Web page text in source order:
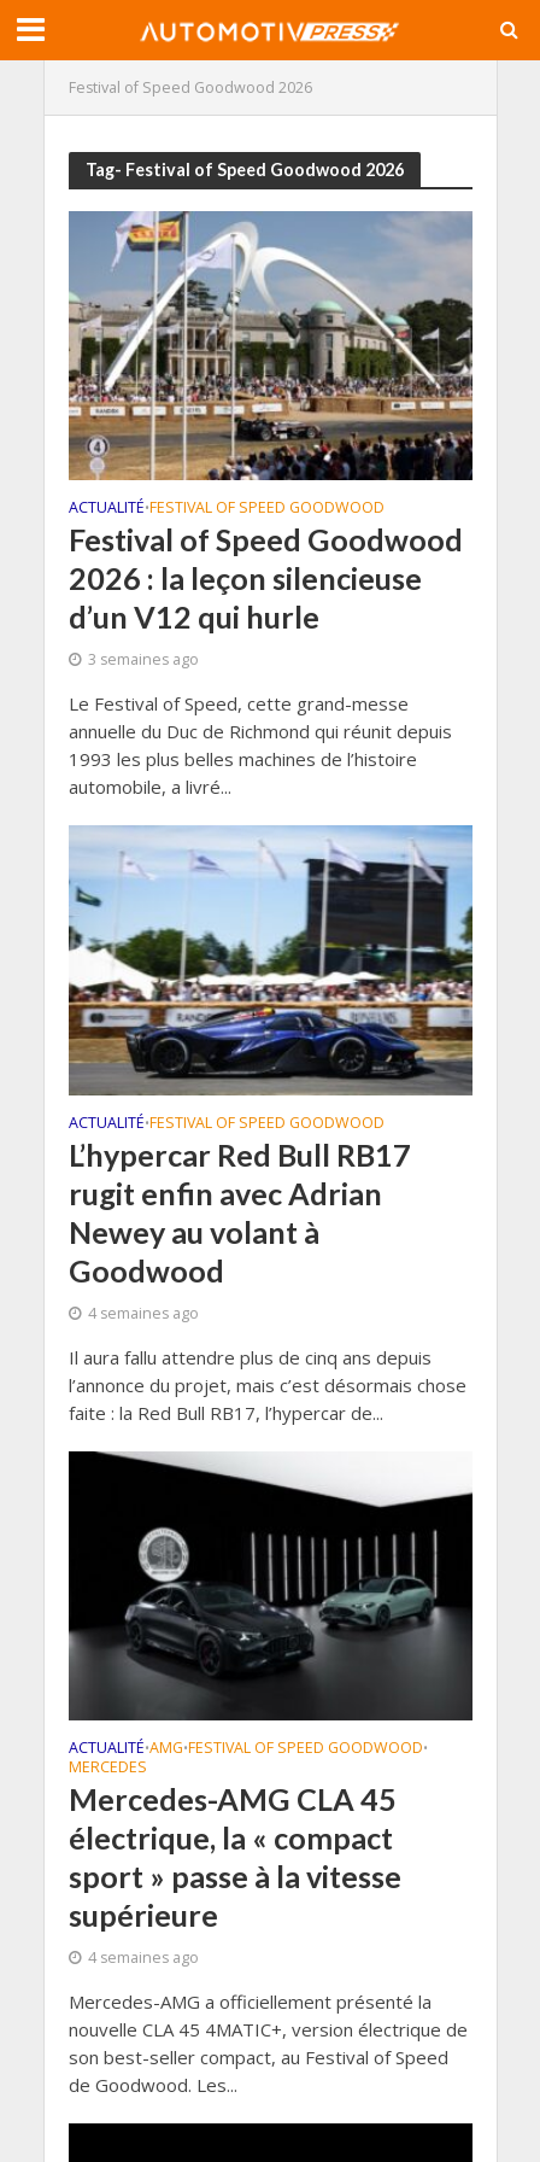
Festival of Speed Goodwood 2026
Tag- Festival of Speed Goodwood 2026
ACTUALITÉ•FESTIVAL OF SPEED GOODWOOD
Festival of Speed Goodwood
2026 : la leçon silencieuse
d’un V12 qui hurle
3 semaines ago
Le Festival of Speed, cette grand-messe
annuelle du Duc de Richmond qui réunit depuis
1993 les plus belles machines de l’histoire
automobile, a livré...
ACTUALITÉ•FESTIVAL OF SPEED GOODWOOD
L’hypercar Red Bull RB17
rugit enfin avec Adrian
Newey au volant à
Goodwood
4 semaines ago
Il aura fallu attendre plus de cinq ans depuis
l’annonce du projet, mais c’est désormais chose
faite : la Red Bull RB17, l’hypercar de...
ACTUALITÉ•AMG•FESTIVAL OF SPEED GOODWOOD•
MERCEDES
Mercedes-AMG CLA 45
électrique, la « compact
sport » passe à la vitesse
supérieure
4 semaines ago
Mercedes-AMG a officiellement présenté la
nouvelle CLA 45 4MATIC+, version électrique de
son best-seller compact, au Festival of Speed
de Goodwood. Les...